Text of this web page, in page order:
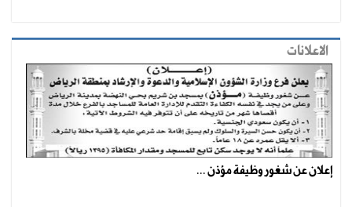
الاعلانات
إعلان عن شغور وظيفة مؤذن ...